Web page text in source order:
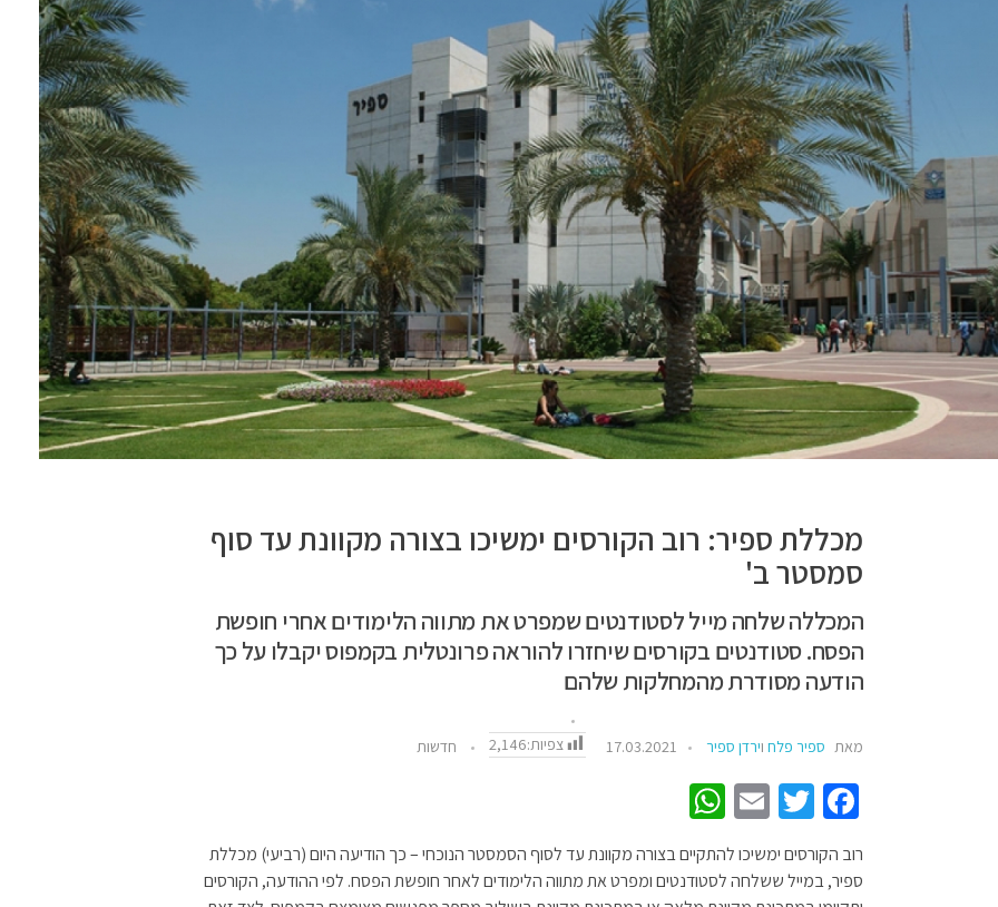
מכללת ספיר: רוב הקורסים ימשיכו בצורה מקוונת עד סוף
סמסטר ב'
המכללה שלחה מייל לסטודנטים שמפרט את מתווה הלימודים אחרי חופשת
הפסח. סטודנטים בקורסים שיחזרו להוראה פרונטלית בקמפוס יקבלו על כך
הודעה מסודרת מהמחלקות שלהם
מאת ספיר פלחוירדן ספיר 17.03.2021 צפיות:2,146 חדשות
Fa
b
T
tt
E
m
ail
W
at
רוב הקורסים ימשיכו להתקיים בצורה מקוונת עד לסוף הסמסטר הנוכחי – כך הודיעה היום (רביעי) מכללת
ספיר, במייל ששלחה לסטודנטים ומפרט את מתווה הלימודים לאחר חופשת הפסח. לפי ההודעה, הקורסים